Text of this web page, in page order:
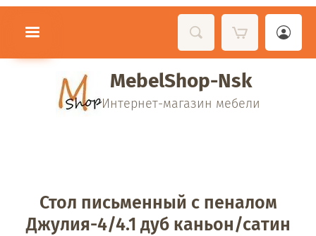
MebelShop-Nsk
Интернет-магазин мебели
Стол письменный с пеналом
Джулия-4/4.1 дуб каньон/сатин